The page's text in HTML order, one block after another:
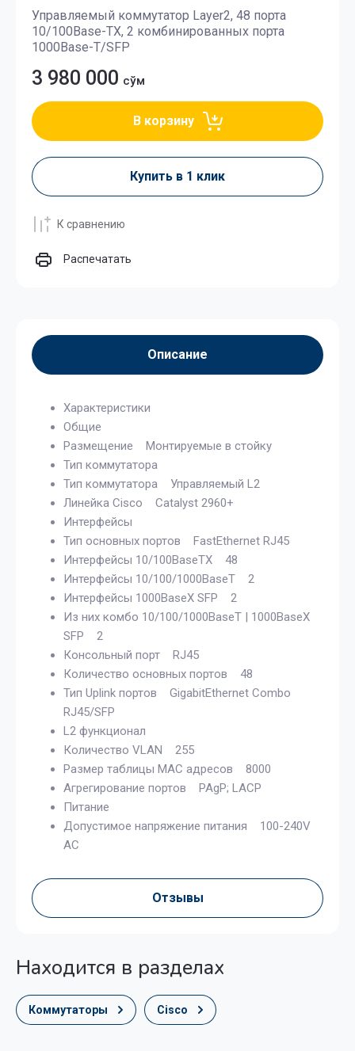
Управляемый коммутатор Layer2, 48 порта
10/100Base-TX, 2 комбинированных порта
1000Base-T/SFP
3 980 000 сўм
В корзину
Купить в 1 клик
К сравнению
Распечатать
Описание
Характеристики
Общие
Размещение Монтируемые в стойку
Тип коммутатора
Тип коммутатора Управляемый L2
Линейка Cisco Catalyst 2960+
Интерфейсы
Тип основных портов FastEthernet RJ45
Интерфейсы 10/100BaseTX 48
Интерфейсы 10/100/1000BaseT 2
Интерфейсы 1000BaseX SFP 2
Из них комбо 10/100/1000BaseT | 1000BaseX
SFP 2
Консольный порт RJ45
Количество основных портов 48
Тип Uplink портов GigabitEthernet Combo
RJ45/SFP
L2 функционал
Количество VLAN 255
Размер таблицы MAC адресов 8000
Агрегирование портов PAgP; LACP
Питание
Допустимое напряжение питания 100-240V
AC
Отзывы
Находится в разделах
Коммутаторы Cisco